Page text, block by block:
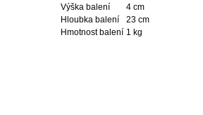
Výška balení
4 cm
Hloubka balení
23 cm
Hmotnost balení 1 kg